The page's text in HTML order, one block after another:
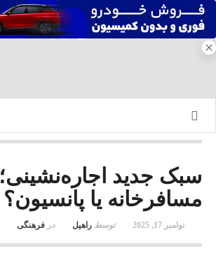
سبک جدید اجاره‌نشینی؛
مسافرخانه یا پانسیون؟
نوامبر 17, 2025 توسط راهیل در فرهنگی